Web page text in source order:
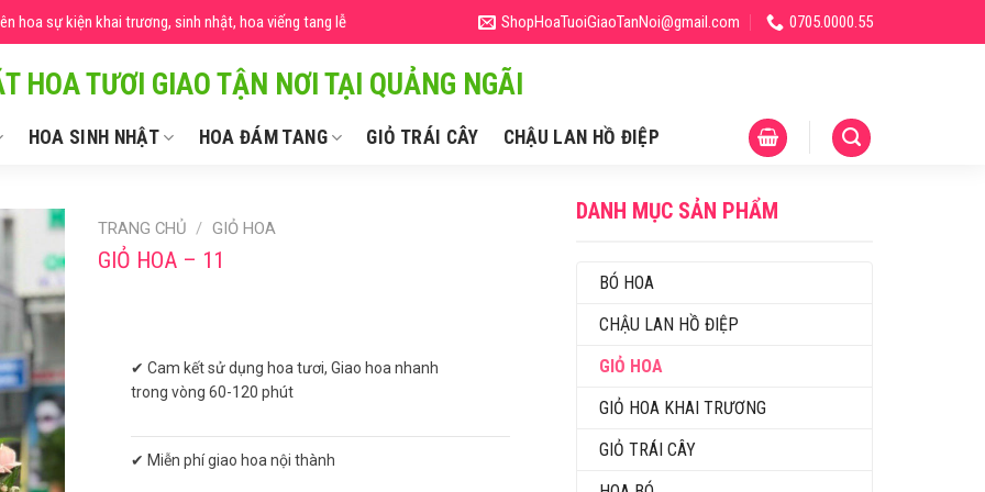
hoa sự kiện khai trương, sinh nhật, hoa viếng tang lễ ShopHoaTuoiGiaoTanNoi@gmail.com 0705.0000.55
HOA TƯƠI GIAO TẬN NƠI TẠI QUẢNG NGÃI
HOA SINH NHẬT HOA ĐÁM TANG GIỎ TRÁI CÂY CHẬU LAN HỒ ĐIỆP
DANH MỤC SẢN PHẨM
BÓ HOA
CHẬU LAN HỒ ĐIỆP
GIỎ HOA
GIỎ HOA KHAI TRƯƠNG
GIỎ TRÁI CÂY
TRANG CHỦ / GIỎ HOA
GIỎ HOA – 11
✔ Cam kết sử dụng hoa tươi, Giao hoa nhanh
trong vòng 60-120 phút
✔ Miễn phí giao hoa nội thành